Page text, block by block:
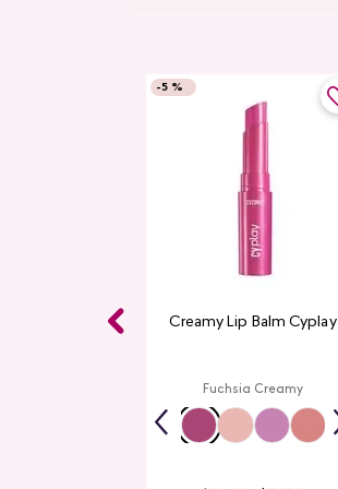
-5 %
Creamy Lip Balm Cyplay
Fuchsia Creamy